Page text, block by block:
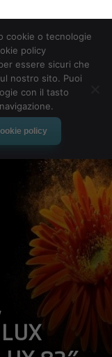
82″
cookie o tecnologie
policy
essere sicuri che
nostro sito. Puoi
con il tasto
policy